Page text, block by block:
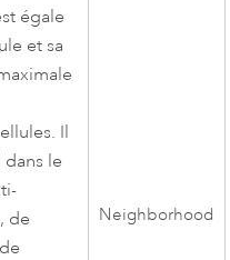
égale
et sa
Il
dans le
de
Neighborhood